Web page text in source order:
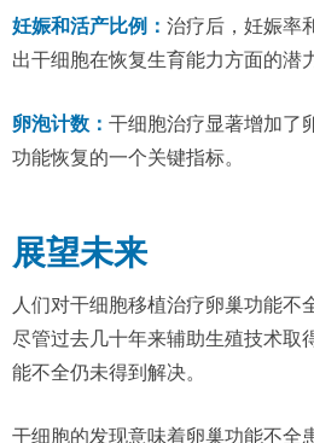
妊娠和活产比例： 治疗后，妊娠率
出干细胞在恢复生育能力方面的潜
卵泡计数： 干细胞治疗显著增加了
功能恢复的一个关键指标。
展望未来
人们对干细胞移植治疗卵巢功能不
尽管过去几十年来辅助生殖技术取
能不全仍未得到解决。
干细胞的发现意味着卵巢功能不全